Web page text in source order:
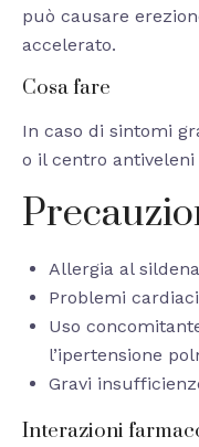
può causare
accelerato.
Cosa fare
In caso di sintomi
o il centro antiveleni
Allergia al
Problemi
Uso
l’ipertensione
Gravi
Interazioni